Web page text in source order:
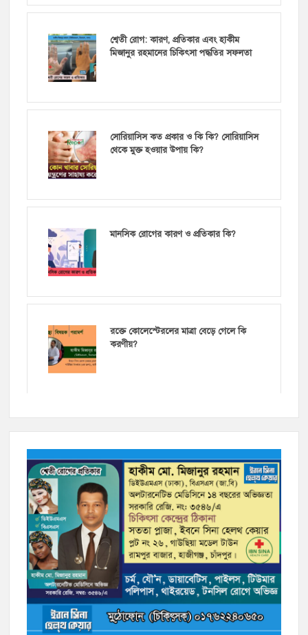
শ্বেতী রোগ: কারণ, প্রতিকার এবং হাকীম
মিজানুর রহমানের চিকিৎসা পদ্ধতির সফলতা
সোরিয়াসিস কত প্রকার ও কি কি? সোরিয়াসিস
থেকে মুক্ত হওয়ার উপায় কি?
মানসিক রোগের কারণ ও প্রতিকার কি?
রক্তে কোলেস্টেরলের মাত্রা বেড়ে গেলে কি
করণীয়?